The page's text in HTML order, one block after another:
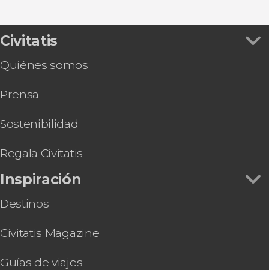
Civitatis
Quiénes somos
Prensa
Sostenibilidad
Regala Civitatis
Inspiración
Destinos
Civitatis Magazine
Guías de viajes